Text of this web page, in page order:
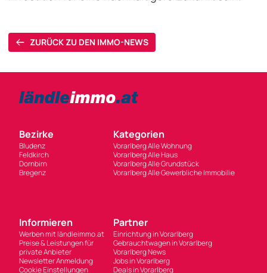
ZURÜCK ZU DEN IMMO-NEWS
Bezirke
Bludenz
Feldkirch
Dornbirn
Bregenz
Kategorien
Vorarlberg Alle Wohnung
Vorarlberg Alle Haus
Vorarlberg Alle Grundstück
Vorarlberg Alle Gewerbliche Immobilie
Informieren
Werben mit ländleimmo.at
Preise & Leistungen für
private Anbieter
Newsletter Anmeldung
Cookie Einstellungen
Partner
Einrichtung in Vorarlberg
Gebrauchtwagen in Vorarlberg
Vorarlberg News
Jobs in Vorarlberg
Deals in Vorarlberg